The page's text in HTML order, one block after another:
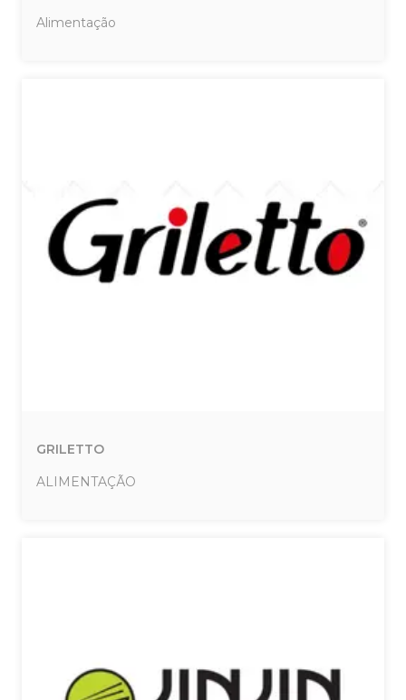
Alimentação
GRILETTO
ALIMENTAÇÃO